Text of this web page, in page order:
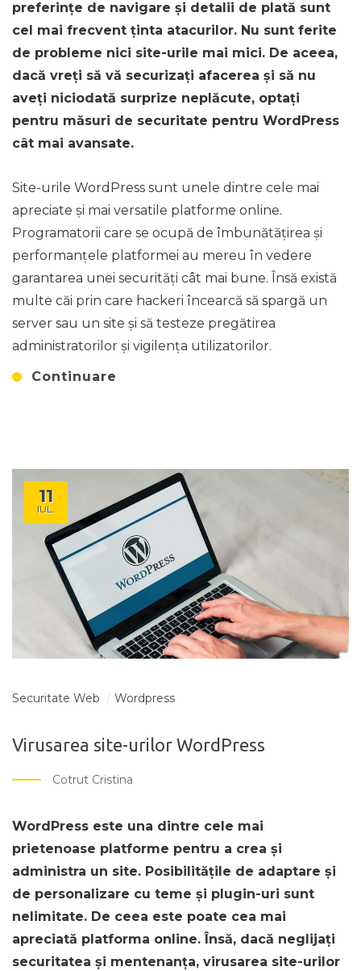
preferințe de navigare și detalii de plată sunt
cel mai frecvent ținta atacurilor. Nu sunt ferite
de probleme nici site-urile mai mici. De aceea,
dacă vreți să vă securizați afacerea și să nu
aveți niciodată surprize neplăcute, optați
pentru măsuri de securitate pentru WordPress
cât mai avansate.
Site-urile WordPress sunt unele dintre cele mai
apreciate și mai versatile platforme online.
Programatorii care se ocupă de îmbunătățirea și
performanțele platformei au mereu în vedere
garantarea unei securități cât mai bune. Însă există
multe căi prin care hackeri încearcă să spargă un
server sau un site și să testeze pregătirea
administratorilor și vigilența utilizatorilor.
Continuare
11
IUL.
Securitate Web Wordpress
Virusarea site-urilor WordPress
Cotrut Cristina
WordPress este una dintre cele mai
prietenoase platforme pentru a crea și
administra un site. Posibilitățile de adaptare și
de personalizare cu teme și plugin-uri sunt
nelimitate. De ceea este poate cea mai
apreciată platforma online. Însă, dacă neglijați
securitatea și mentenanța, virusarea site-urilor